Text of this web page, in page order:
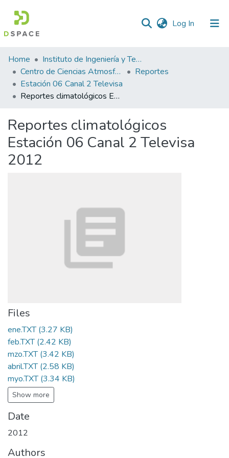
Log In (current)
Statistics
Home
Instituto de Ingeniería y Tecnología
Centro de Ciencias Atmosféricas y Tecnologías Verdes
Reportes
Estación 06 Canal 2 Televisa
Reportes climatológicos Estación 06 Canal 2 Televisa 2012
Reportes climatológicos
Estación 06 Canal 2 Televisa
2012
Files
ene.TXT(3.27 KB)
feb.TXT(2.42 KB)
mzo.TXT(3.42 KB)
abril.TXT(2.58 KB)
myo.TXT(3.34 KB)
Show more
Date
2012
Authors